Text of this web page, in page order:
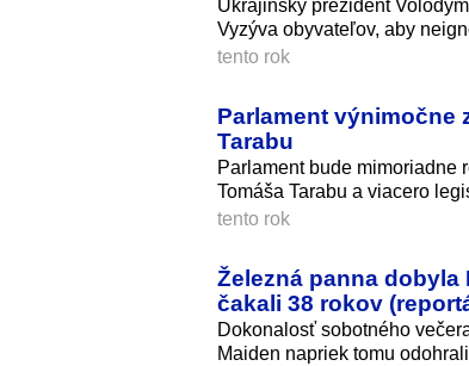
Ukrajinský prezident
Vyzýva obyvateľov, aby
tento rok
Parlament výnimočne
Tarabu
Parlament bude mimoriadne
Tomáša Tarabu a viacero
tento rok
Železná panna
čakali 38 rokov
Dokonalosť sobotného
Maiden napriek tomu